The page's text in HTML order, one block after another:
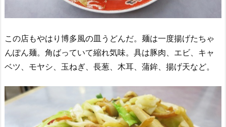
この店もやはり博多風の皿うどんだ。麺は一度揚げたちゃ
んぽん麺。角ばっていて縮れ気味。具は豚肉、エビ、キャ
ベツ、モヤシ、玉ねぎ、長葱、木耳、蒲鉾、揚げ天など。